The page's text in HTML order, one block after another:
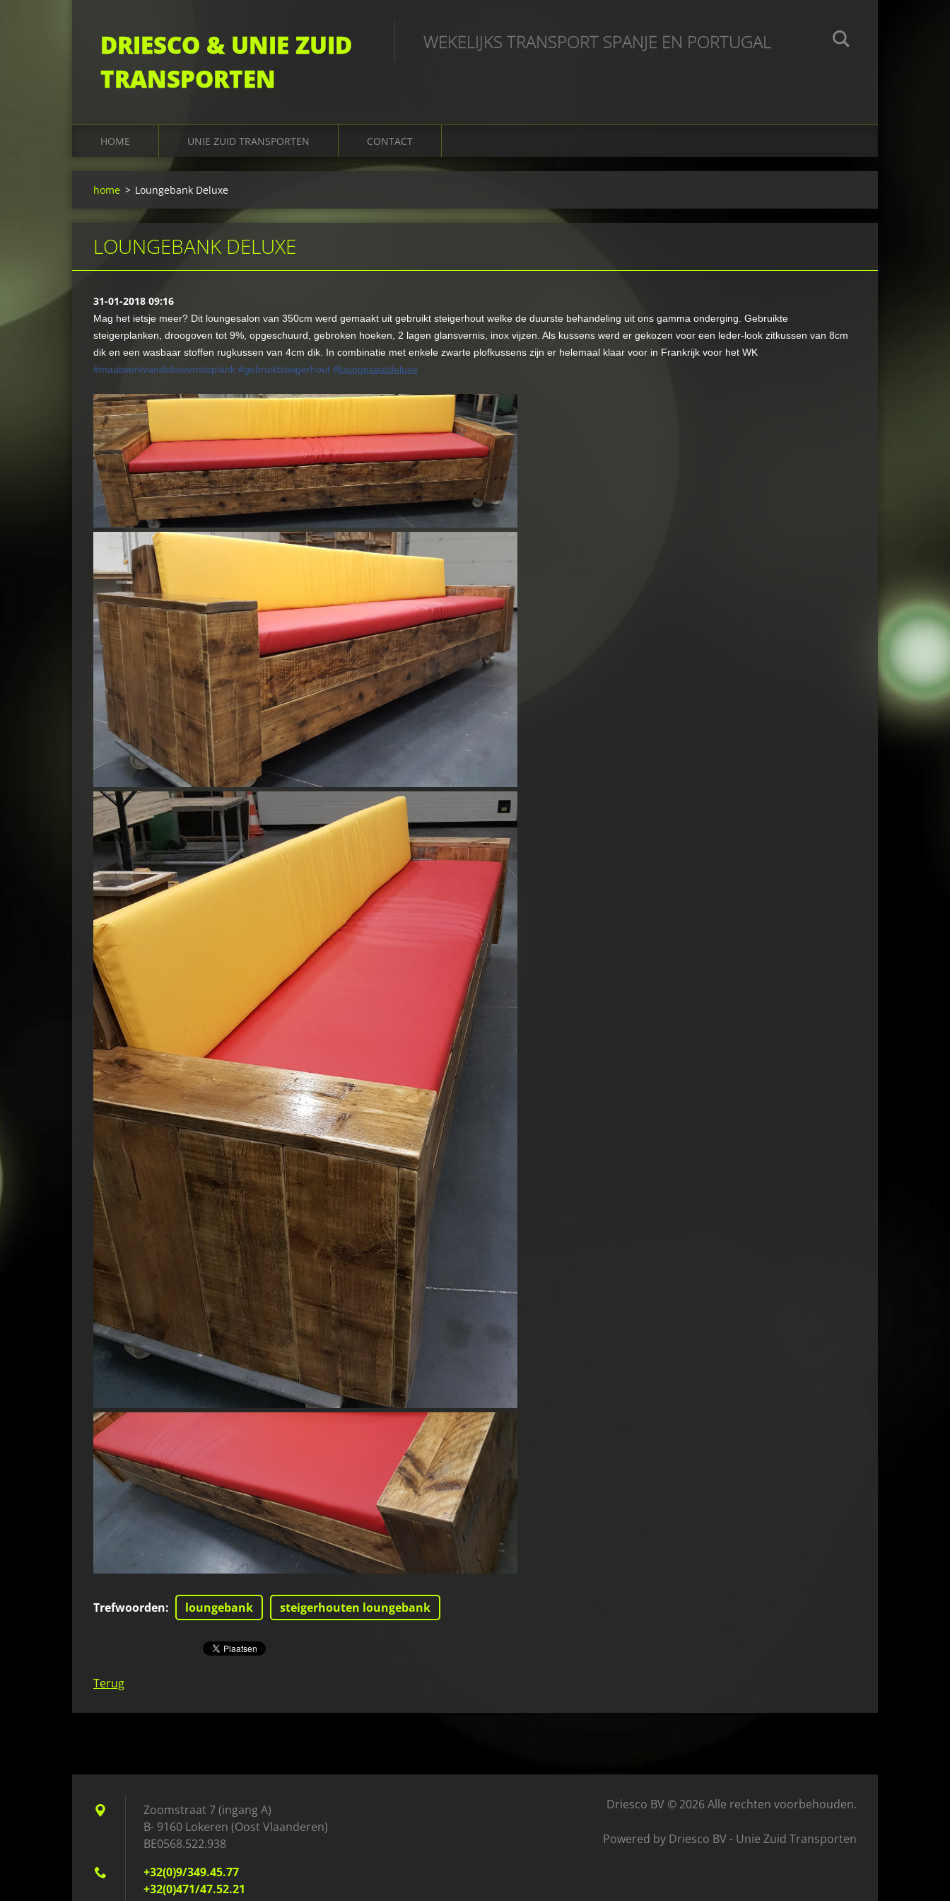
DRIESCO & UNIE ZUID
TRANSPORTEN
WEKELIJKS TRANSPORT SPANJE EN PORTUGAL
HOME UNIE ZUID TRANSPORTEN CONTACT
home > Loungebank Deluxe
LOUNGEBANK DELUXE
31-01-2018 09:16
Mag het ietsje meer? Dit loungesalon van 350cm werd gemaakt uit gebruikt steigerhout welke de duurste behandeling uit ons gamma onderging. Gebruikte
steigerplanken, droogoven tot 9%, opgeschuurd, gebroken hoeken, 2 lagen glansvernis, inox vijzen. Als kussens werd er gekozen voor een leder-look zitkussen van 8cm
dik en een wasbaar stoffen rugkussen van 4cm dik. In combinatie met enkele zwarte plofkussens zijn er helemaal klaar voor in Frankrijk voor het WK
#maatwerkvandebovensteplank #gebruiktsteigerhout #loungeseatdeluxe
Trefwoorden: loungebank steigerhouten loungebank
Terug
Zoomstraat 7 (ingang A)
B- 9160 Lokeren (Oost Vlaanderen)
BE0568.522.938
+32(0)9/349.45.77
+32(0)471/47.52.21
Driesco BV © 2026 Alle rechten voorbehouden.
Powered by Driesco BV - Unie Zuid Transporten